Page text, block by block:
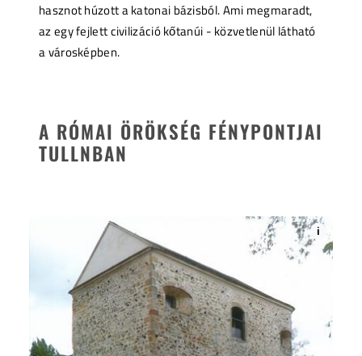
hasznot húzott a katonai bázisból. Ami megmaradt,
az egy fejlett civilizáció kőtanúi - közvetlenül látható
a városképben.
A RÓMAI ÖRÖKSÉG FÉNYPONTJAI
TULLNBAN
i